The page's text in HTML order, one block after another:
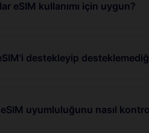
eSIM kullanımı için uygun?
destekleyip
uyumluluğunu nasıl